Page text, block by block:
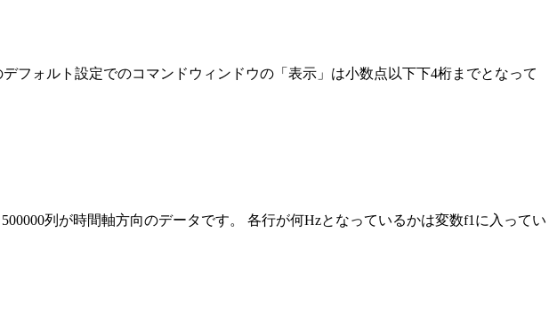
フォルト設定でのコマンドウィンドウの「表示」は小数点以下下4桁までとなって
列が時間軸方向のデータです。 各行が何Hzとなっているかは変数f1に入ってい